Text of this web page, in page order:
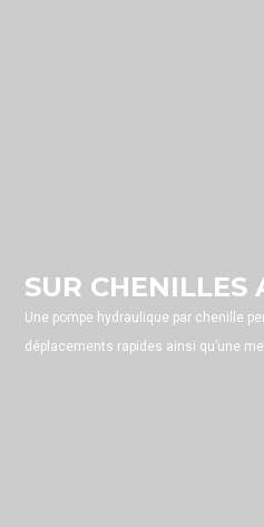
SUR CHENILLES
Une pompe hydraulique par chenille
déplacements rapides ainsi qu’une